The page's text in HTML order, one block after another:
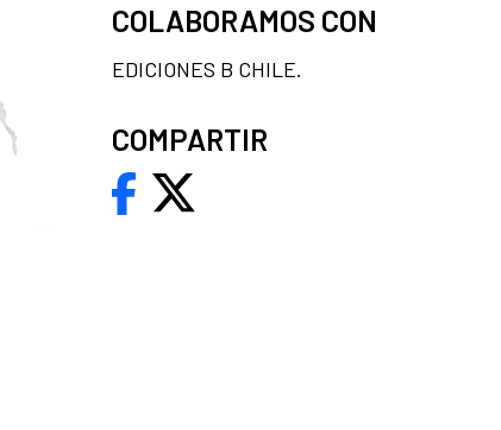
COLABORAMOS CON
EDICIONES B CHILE.
COMPARTIR